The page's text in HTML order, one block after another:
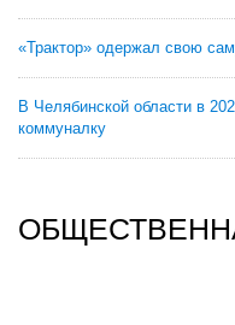
«Трактор» одержал свою
В Челябинской области в
коммуналку